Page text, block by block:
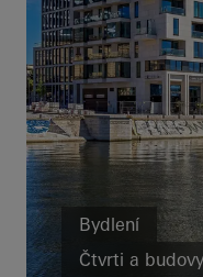
Bydlení
Čtvrti a